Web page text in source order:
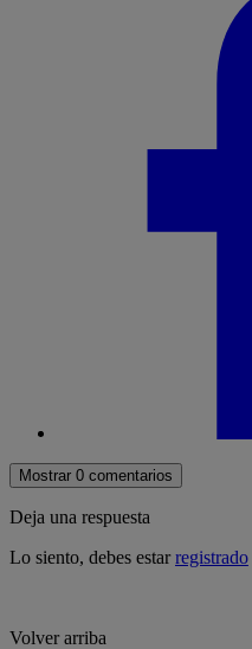
Mostrar 0 comentarios
Deja una respuesta
Lo siento, debes estarregistrado
Volver arriba